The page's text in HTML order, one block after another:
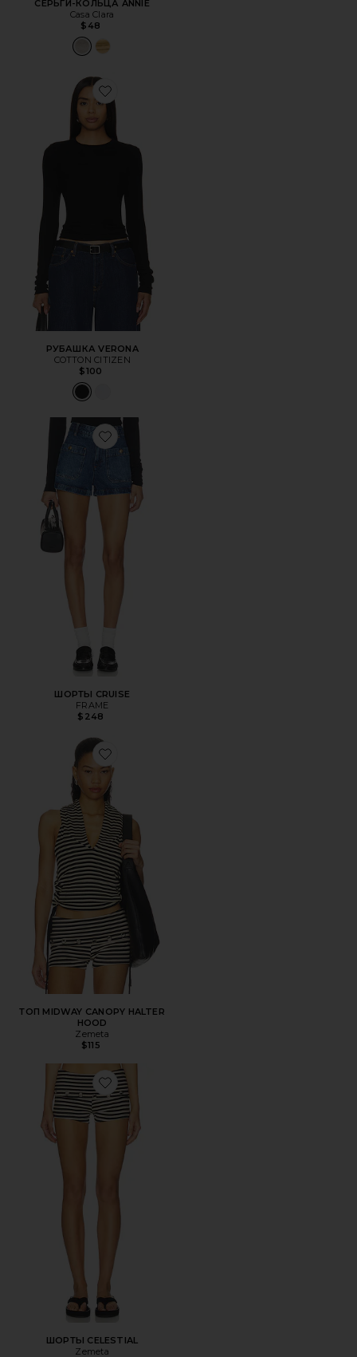
СЕРЬГИ-КОЛЬЦА ANNIE
Casa Clara
$48
Favorite РУБАШКА VERONA
РУБАШКА VERONA
COTTON CITIZEN
$100
Favorite ШОРТЫ CRUISE
ШОРТЫ CRUISE
FRAME
$248
Favorite ТОП MIDWAY CANOPY HALTER HOOD
ТОП MIDWAY CANOPY HALTER
HOOD
Zemeta
$115
Favorite ШОРТЫ CELESTIAL
ШОРТЫ CELESTIAL
Zemeta